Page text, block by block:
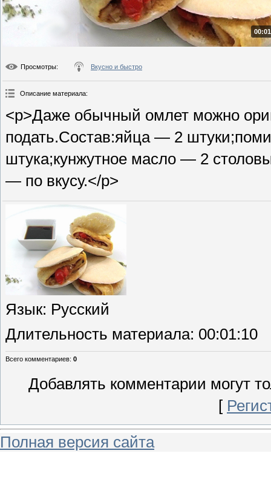
Просмотры: Вкусно и быстро
Описание материала:
<p>Даже обычный омлет можно
подать.Состав:яйца — 2
штука;кунжутное масло — 2
— по вкусу.</p>
Язык: Русский
Длительность материала: 00:01:10
Всего комментариев: 0
Добавлять комментарии могут
[
Полная версия сайта